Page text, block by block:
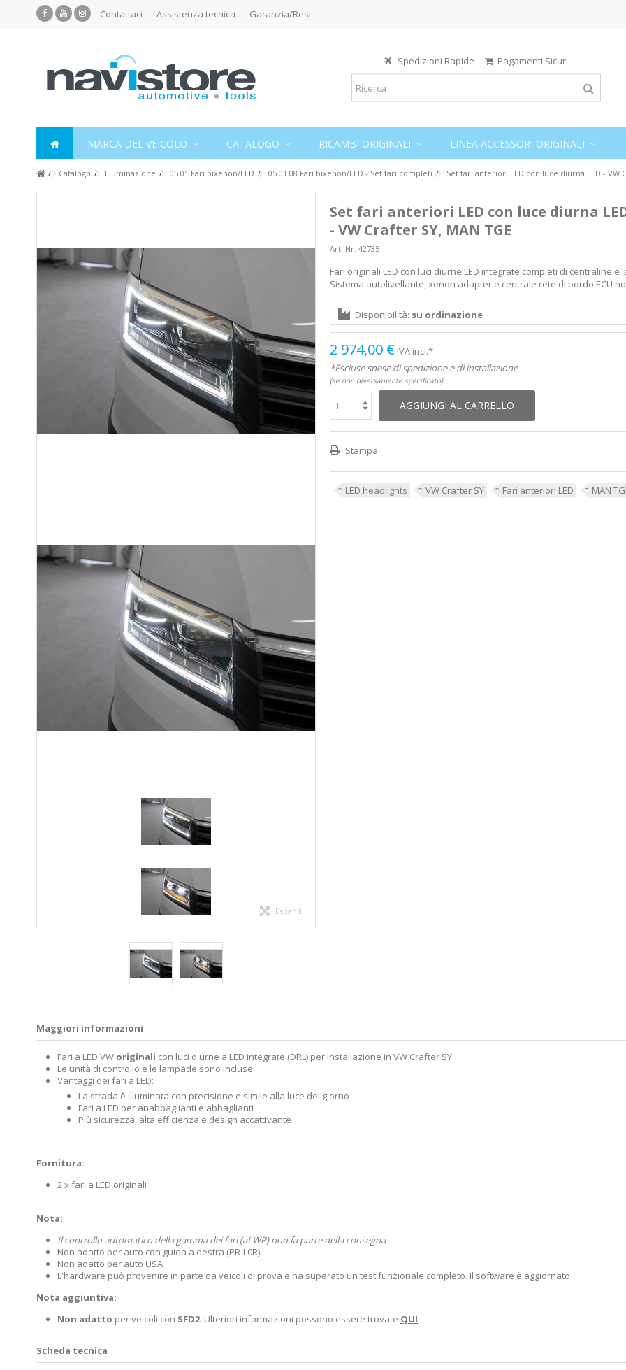
Contattaci Assistenza tecnica Garanzia/Resi
Spedizioni Rapide Pagamenti Sicuri
MARCA DEL VEICOLO CATALOGO RICAMBI ORIGINALI LINEA ACCESSORI ORIGINALI
Catalogo Illuminazione 05.01 Fari bixenon/LED 05.01.08 Fari bixenon/LED - Set fari completi Set fari anteriori LED con luce diurna LED - VW
Espandi
Set fari anteriori LED con luce diurna
- VW Crafter SY, MAN TGE
Art. Nr: 42735
Fari originali LED con luci diurne LED integrate completi di centraline e
Sistema autolivellante, xenon adapter e centrale rete di bordo ECU
Disponibilità: su ordinazione
2 974,00 € IVA incl.*
*Escluse spese di spedizione e di installazione
(se non diversamente specificato)
AGGIUNGI AL CARRELLO
Stampa
LED headlights VW Crafter SY Fari anteriori LED MAN
Maggiori informazioni
Fari a LED VW originali con luci diurne a LED integrate (DRL) per installazione in VW Crafter SY
Le unità di controllo e le lampade sono incluse
Vantaggi dei fari a LED:
La strada è illuminata con precisione e simile alla luce del giorno
Fari a LED per anabbaglianti e abbaglianti
Più sicurezza, alta efficienza e design accattivante
Fornitura:
2 x fari a LED originali
Nota:
Il controllo automatico della gamma dei fari (aLWR) non fa parte della consegna
Non adatto per auto con guida a destra (PR-L0R)
Non adatto per auto USA
L'hardware può provenire in parte da veicoli di prova e ha superato un test funzionale completo. Il software è aggiornato
Nota aggiuntiva:
Non adatto per veicoli con SFD2. Ulteriori informazioni possono essere trovate QUI
Scheda tecnica